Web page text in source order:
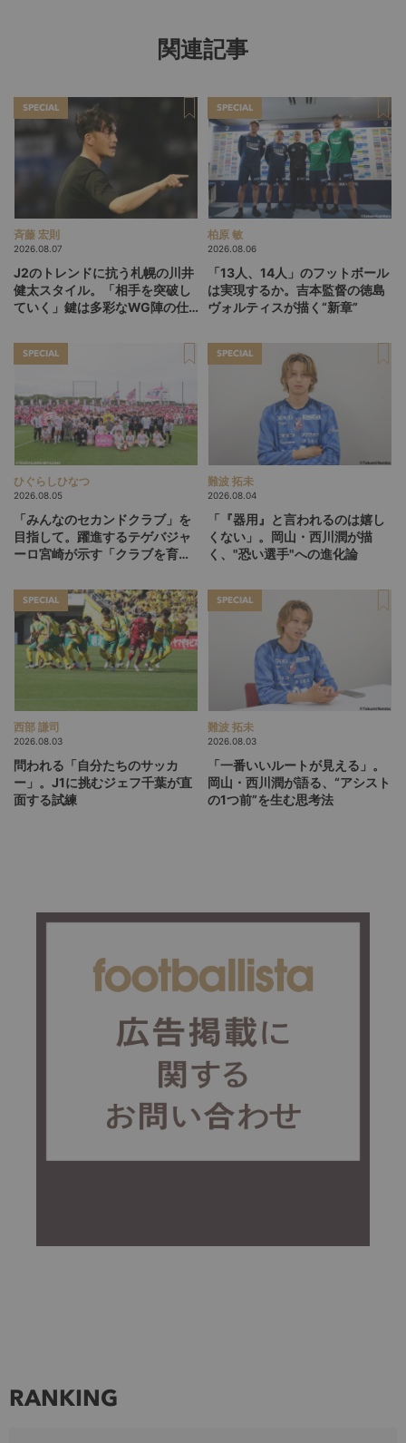
関連記事
SPECIAL
斉藤 宏則
2026.08.07
J2のトレンドに抗う札幌の川井
健太スタイル。「相手を突破し
ていく」鍵は多彩なWG陣の仕
SPECIAL
柏原 敏
2026.08.06
「13人、14人」のフットボール
は実現するか。吉本監督の徳島
ヴォルティスが描く“新章”
SPECIAL
ひぐらしひなつ
2026.08.05
「みんなのセカンドクラブ」を
目指して。躍進するテゲバジャ
ーロ宮崎が示す「クラブを育て
SPECIAL
難波 拓未
2026.08.04
「『器用』と言われるのは嬉し
くない」。岡山・西川潤が描
く、"恐い選手"への進化論
SPECIAL
西部 謙司
2026.08.03
問われる「自分たちのサッカ
ー」。J1に挑むジェフ千葉が直
面する試練
SPECIAL
難波 拓未
2026.08.03
「一番いいルートが見える」。
岡山・西川潤が語る、“アシスト
の1つ前”を生む思考法
RANKING